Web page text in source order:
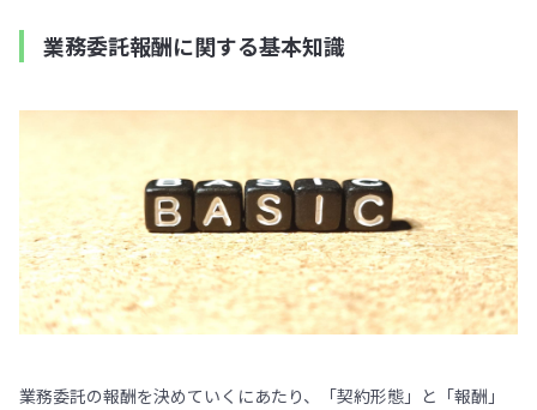
業務委託報酬に関する基本知識
業務委託の報酬を決めていくにあたり、「契約形態」と「報酬」